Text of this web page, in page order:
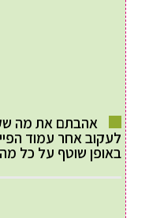
אהבתם את מה
לעקוב אחר עמוד
באופן שוטף על כל